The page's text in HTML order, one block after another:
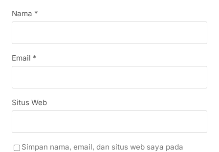
Nama *
Email *
Situs Web
Simpan nama, email, dan situs web saya pada